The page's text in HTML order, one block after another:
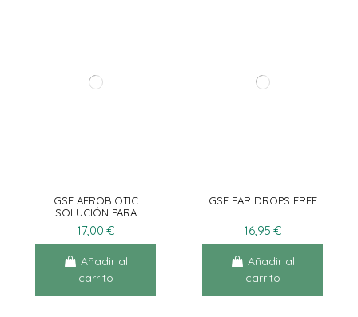
GSE AEROBIOTIC
SOLUCIÓN PARA
AEROSOL 10AMP X 5ML
17,00 €
Añadir al
carrito
GSE EAR DROPS FREE
16,95 €
Añadir al
carrito